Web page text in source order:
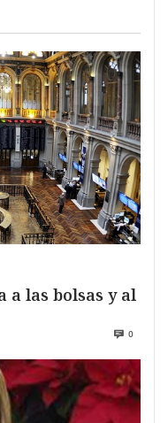
a las bolsas y al
0